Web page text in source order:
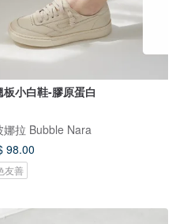
板小白鞋-膠原蛋白
娜拉 Bubble Nara
98.00
友善